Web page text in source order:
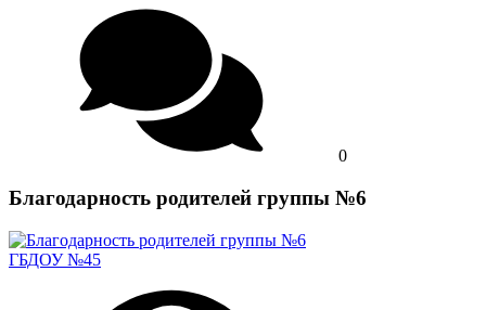
0
Благодарность родителей группы №6
ГБДОУ №45